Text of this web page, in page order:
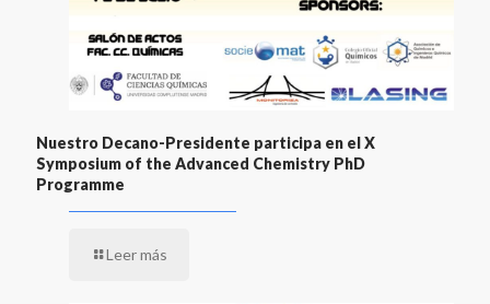
Nuestro Decano-Presidente participa en el X
Symposium of the Advanced Chemistry PhD
Programme
Leer más